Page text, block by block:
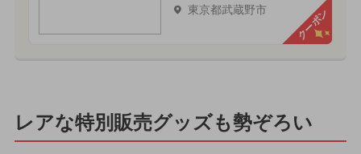
東京都武蔵野市 クーポン
レアな特別販売グッズも勢ぞろい